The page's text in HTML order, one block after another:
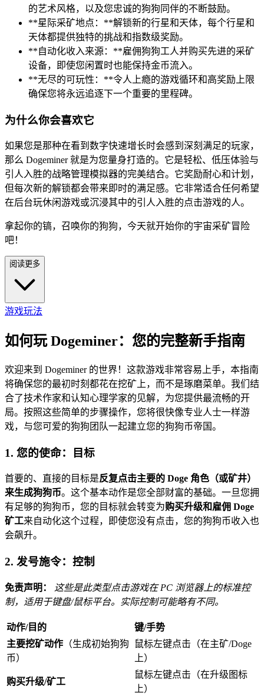
的艺术风格，以及您忠诚的狗狗同伴的不断鼓励。
**星际采矿地点：**解锁新的行星和天体，每个行星和
天体都提供独特的挑战和指数级奖励。
**自动化收入来源：**雇佣狗狗工人并购买先进的采矿
设备，即使您闲置时也能保持金币流入。
**无尽的可玩性：**令人上瘾的游戏循环和高奖励上限
确保您将永远追逐下一个重要的里程碑。
为什么你会喜欢它
如果您是那种在看到数字快速增长时会感到深刻满足的玩家，
那么 Dogeminer 就是为您量身打造的。它是轻松、低压体验与
引人入胜的战略管理模拟器的完美结合。它奖励耐心和计划，
但每次新的解锁都会带来即时的满足感。它非常适合任何希望
在后台玩休闲游戏或沉浸其中的引人入胜的点击游戏的人。
拿起你的镐，召唤你的狗狗，今天就开始你的宇宙采矿冒险
吧！
阅读更多
游戏玩法
如何玩 Dogeminer：您的完整新手指南
欢迎来到 Dogeminer 的世界！这款游戏非常容易上手，本指南
将确保您的最初时刻都花在挖矿上，而不是琢磨菜单。我们结
合了技术作家和认知心理学家的见解，为您提供最流畅的开
局。按照这些简单的步骤操作，您将很快像专业人士一样游
戏，与您可爱的狗狗团队一起建立您的狗狗币帝国。
1. 您的使命：目标
首要的、直接的目标是反复点击主要的 Doge 角色（或矿井）
来生成狗狗币。这个基本动作是您全部财富的基础。一旦您拥
有足够的狗狗币，您的目标就会转变为购买升级和雇佣 Doge
矿工来自动化这个过程，即使您没有点击，您的狗狗币收入也
会飙升。
2. 发号施令：控制
免责声明：
这些是此类型点击游戏在 PC 浏览器上的标准控
制，适用于键盘/鼠标平台。实际控制可能略有不同。
动作/目的
键/手势
主要挖矿动作 （生成初始狗狗
币）
鼠标左键点击（在主矿/Doge
上）
购买升级/矿工
鼠标左键点击（在升级图标
上）